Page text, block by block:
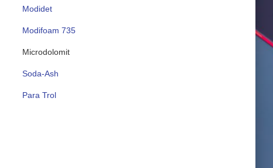
Modidet
Modifoam 735
Microdolomit
Soda-Ash
Para Trol